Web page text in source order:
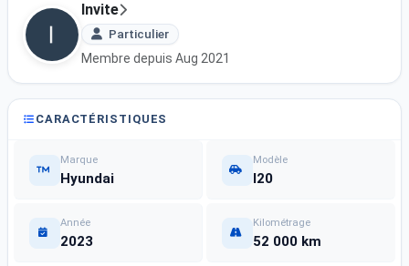
Invite
Particulier
Membre depuis Aug 2021
CARACTÉRISTIQUES
Marque
Hyundai
Modèle
I20
Année
2023
Kilométrage
52 000 km